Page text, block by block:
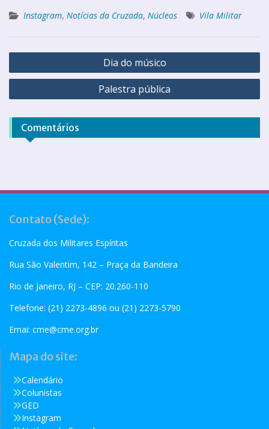
Instagram, Notícias da Cruzada, Núcleos Vila Militar
Dia do músico
Palestra pública
Comentários
Contato (Sede):
Cruzada dos Militares Espíritas
Rua São Valentim, 142 – Praça da Bandeira
Rio de Janeiro, RJ – CEP: 20.260-110
Telefone: (21) 2273-4896 ou (21) 2273-5790
Emai: cme@cme.org.br
Mapa do site:
Calendário
Colunistas
GED
Instagram